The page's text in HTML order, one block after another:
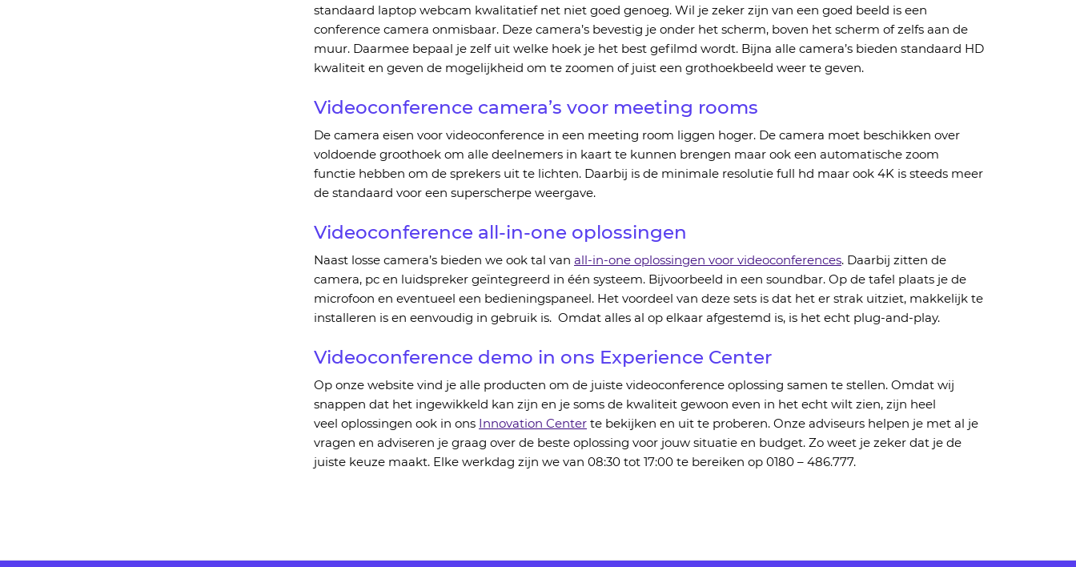
standaard laptop webcam kwalitatief net niet goed genoeg. Wil je zeker zijn van een goed beeld is een
conference camera onmisbaar. Deze camera’s bevestig je onder het scherm, boven het scherm ofzelfs aan de
muur. Daarmee bepaal je zelf uit welke hoek je het best gefilmd wordt. Bijna alle camera’s bieden standaard HD
kwaliteit en geven de mogelijkheid om te zoomen of juist een grothoekbeeld weer te geven.
Videoconference camera’s voor meeting rooms
De camera eisen voor videoconference in een meeting room liggen hoger. De camera moet beschikken over
voldoende groothoek om alle deelnemers in kaart te kunnen brengen maar ook een automatische zoom
functie hebben om de sprekers uit te lichten. Daarbij is de minimale resolutie full hd maar ook 4K is steeds meer
de standaard voor een superscherpe weergave.
Videoconference all-in-one oplossingen
Naast losse camera’s bieden we ook tal van all-in-one oplossingen voor videoconferences. Daarbij zitten de
camera, pc en luidspreker geïntegreerd in één systeem. Bijvoorbeeld in een soundbar. Op de tafel plaats je de
microfoon en eventueel een bedieningspaneel. Het voordeel van deze sets is dat het er strak uitziet, makkelijk te
installeren is en eenvoudig in gebruik is. Omdat alles al op elkaar afgestemd is, is het echt plug-and-play.
Videoconference demo in ons Experience Center
Op onze website vind je alle producten om de juiste videoconference oplossing samen te stellen. Omdat wij
snappen dat het ingewikkeld kan zijn en je soms de kwaliteit gewoon even in het echt wilt zien, zijn heel
veel oplossingen ook in ons Innovation Center te bekijken en uit te proberen. Onze adviseurs helpen je met al je
vragen en adviseren je graag over de beste oplossing voor jouw situatie en budget. Zo weet je zeker dat je de
juiste keuze maakt. Elke werkdag zijn we van 08:30 tot 17:00 te bereiken op 0180 – 486.777.